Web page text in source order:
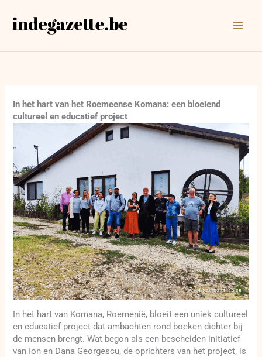
naar
In het hart van het Roemeense Komana: een bloeiend
cultureel en educatief project
In het hart van Komana, Roemenië, bloeit een uniek cultureel
en educatief project dat ambachten rond boeken dichter bij
de mensen brengt. Wat begon als een bescheiden initiatief
van Ion en Dana Georgescu, de oprichters van het project, is